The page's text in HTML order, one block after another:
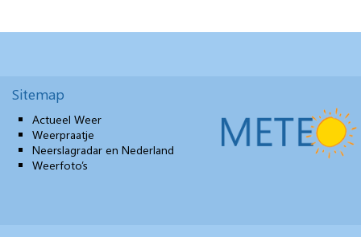
Sitemap
Actueel Weer
Weerpraatje
Neerslagradar en Nederland
Weerfoto’s